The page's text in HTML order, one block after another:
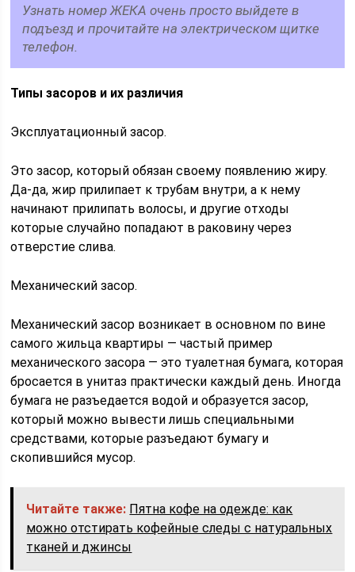
Узнать номер ЖЕКА очень просто выйдете в
подъезд и прочитайте на электрическом щитке
телефон.
Типы засоров и их различия
Эксплуатационный засор.
Это засор, который обязан своему появлению жиру.
Да-да, жир прилипает к трубам внутри, а к нему
начинают прилипать волосы, и другие отходы
которые случайно попадают в раковину через
отверстие слива.
Механический засор.
Механический засор возникает в основном по вине
самого жильца квартиры — частый пример
механического засора — это туалетная бумага, которая
бросается в унитаз практически каждый день. Иногда
бумага не разъедается водой и образуется засор,
который можно вывести лишь специальными
средствами, которые разъедают бумагу и
скопившийся мусор.
Читайте также: Пятна кофе на одежде: как
можно отстирать кофейные следы с натуральных
тканей и джинсы